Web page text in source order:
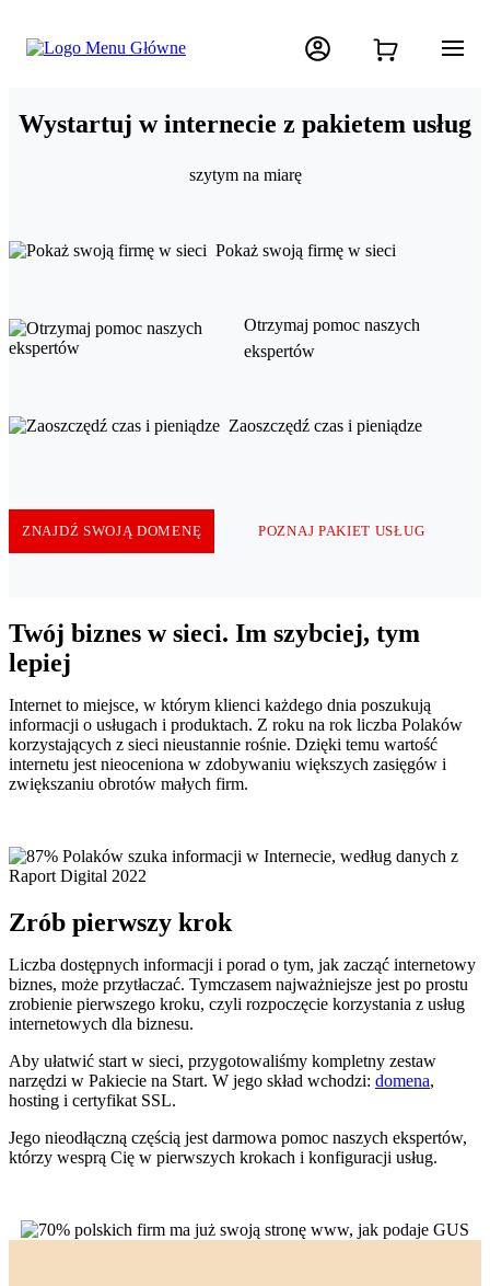
Wystartuj w internecie z pakietem usług
szytym na miarę
Pokaż swoją firmę w sieci
Otrzymaj pomoc naszych
ekspertów
Zaoszczędź czas i pieniądze
ZNAJDŹ SWOJĄ DOMENĘ POZNAJ PAKIET USŁUG
Twój biznes w sieci. Im szybciej, tym
lepiej
Internet to miejsce, w którym klienci każdego dnia poszukują
informacji o usługach i produktach. Z roku na rok liczba Polaków
korzystających z sieci nieustannie rośnie. Dzięki temu wartość
internetu jest nieoceniona w zdobywaniu większych zasięgów i
zwiększaniu obrotów małych firm.
Zrób pierwszy krok
Liczba dostępnych informacji i porad o tym, jak zacząć internetowy
biznes, może przytłaczać. Tymczasem najważniejsze jest po prostu
zrobienie pierwszego kroku, czyli rozpoczęcie korzystania z usług
internetowych dla biznesu.
Aby ułatwić start w sieci, przygotowaliśmy kompletny zestaw
narzędzi w Pakiecie na Start. W jego skład wchodzi: domena,
hosting i certyfikat SSL.
Jego nieodłączną częścią jest darmowa pomoc naszych ekspertów,
którzy wesprą Cię w pierwszych krokach i konfiguracji usług.